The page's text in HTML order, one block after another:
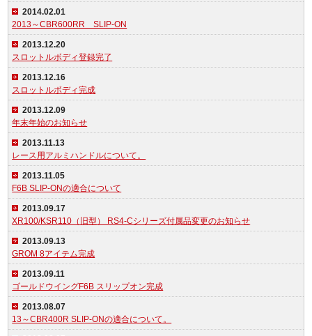
2014.02.01
2013～CBR600RR SLIP-ON
2013.12.20
スロットルボディ登録完了
2013.12.16
スロットルボディ完成
2013.12.09
年末年始のお知らせ
2013.11.13
レース用アルミハンドルについて。
2013.11.05
F6B SLIP-ONの適合について
2013.09.17
XR100/KSR110（旧型） RS4-Cシリーズ付属品変更のお知らせ
2013.09.13
GROM 8アイテム完成
2013.09.11
ゴールドウイングF6B スリップオン完成
2013.08.07
13～CBR400R SLIP-ONの適合について。